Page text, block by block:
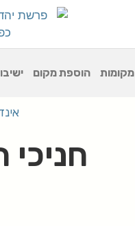
מקומות הוספת מקום